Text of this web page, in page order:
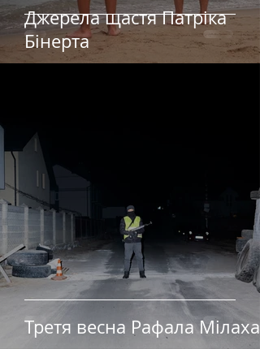
Джерела щастя Патріка
Бінерта
Третя весна Рафала Мілаха